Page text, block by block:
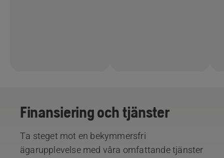
Finansiering och tjänster
Ta steget mot en bekymmersfri
ägarupplevelse med våra omfattande tjänster